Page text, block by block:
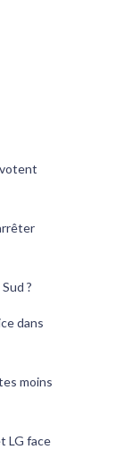
?
dans
moins
LG face